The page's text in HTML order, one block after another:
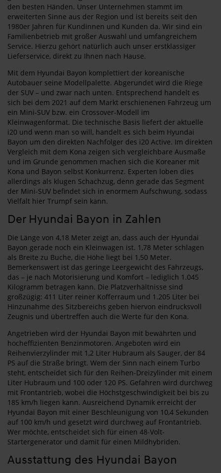
den besten Händen. Unser Unternehmen stammt im
erweiterten Sinne aus der Region und ist bereits seit den
1980er Jahren für Kundinnen und Kunden da. Wir sind ein
Familienbetrieb mit großer Auswahl und umfangreichem
Service. Hierzu gehört natürlich auch unser erstklassiger
Lieferservice, direkt zu Ihnen nach Hause.
Mit dem Hyundai Bayon komplettiert der koreanische
Autobauer seine Modellpalette. Abgerundet wird die Riege
der SUV – und zwar nach unten. Entsprechend handelt es
sich bei dem 2021 auf dem Markt erschienenen Fahrzeug um
ein Mini-SUV bzw. ein Crossover-Modell im
Kleinwagenformat. Die technische Basis liefert der aktuelle
i20 und wenn man so will, handelt es sich beim Hyundai
Bayon um den direkten Nachfolger des i20 Active. Im direkten
Vergleich mit dem Kona zeigen sich vergleichbare Ausmaße
und im Grunde genommen machen sich die Koreaner mit
Kona und Bayon selbst Konkurrenz. Experten loben dies
allerdings als klugen Schachzug, denn gerade das Segment
der Mini-SUV befindet sich in enormem Aufschwung, sodass
Vielfalt hier Trumpf sein kann.
Der Hyundai Bayon in Zahlen
Die Länge von 4,18 Meter zeigt an, dass auch der Hyundai
Bayon gerade noch ein Kleinwagen ist. 1,78 Meter schlagen
als Breite zu Buche, die Höhe liegt bei 1,50 Meter.
Bemerkenswert ist das geringe Leergewicht des Fahrzeugs,
das – je nach Motorisierung und Komfort – lediglich 1.045
Kilogramm betragen kann. Die Platzverhältnisse sind
großzügig: 411 Liter reiner Kofferraum und 1.205 Liter bei
Hinzunahme des Sitzbereichs geben hiervon eindrucksvoll
Zeugnis und übertreffen auch die Werte für den Kona.
Angetrieben wird der Hyundai Bayon mit bewährten und
hocheffizienten Benzinmotoren. Angeboten wird ein
Reihenvierzylinder mit 1,2 Liter Hubraum als Sauger, der 84
PS auf die Straße bringt. Wem der Sinn nach einem Turbo
steht, entscheidet sich für den Reihen-Dreizylinder mit einem
Liter Hubraum und 100 oder 120 PS. Gefahren wird durchweg
mit Frontantrieb, wobei die Höchstgeschwindigkeit bei bis zu
185 km/h liegen kann. Ausreichend Dynamik erreicht der
Hyundai Bayon mit einer Beschleunigung von 10,4 Sekunden
auf 100 km/h und gesetzt wird durchweg auf Frontantrieb.
Wer möchte, entscheidet sich für einen 48-Volt-
Startergenerator und damit für einen Mildhybriden.
Ausstattung des Hyundai Bayon